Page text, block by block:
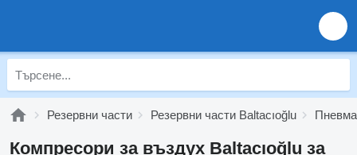
Резервни части Резервни части Baltacıoğlu
Компресори за въздух Baltacıoğlu за